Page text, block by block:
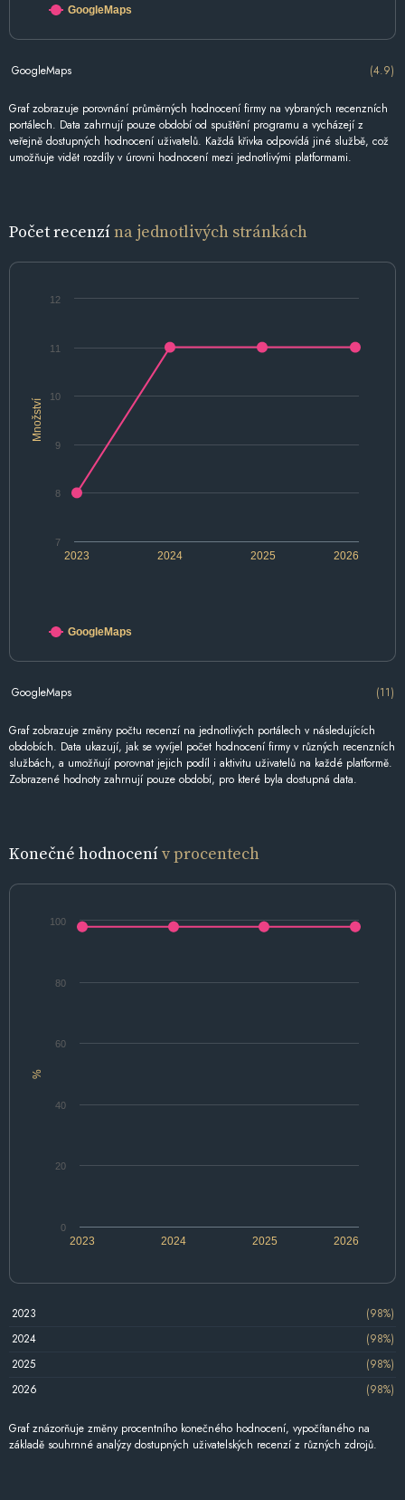
GoogleMaps
GoogleMaps (4.9)
Graf zobrazuje porovnání průměrných hodnocení firmy na vybraných recenzních
portálech. Data zahrnují pouze období od spuštění programu a vycházejí z
veřejně dostupných hodnocení uživatelů. Každá křivka odpovídá jiné službě, což
umožňuje vidět rozdíly v úrovni hodnocení mezi jednotlivými platformami.
Počet recenzína jednotlivých stránkách
Množství
2024 2026
2023 2025
7
8
9
10
11
12
GoogleMaps
GoogleMaps (11)
Graf zobrazuje změny počtu recenzí na jednotlivých portálech v následujících
obdobích. Data ukazují, jak se vyvíjel počet hodnocení firmy v různých recenzních
službách, a umožňují porovnat jejich podíl i aktivitu uživatelů na každé platformě.
Zobrazené hodnoty zahrnují pouze období, pro které byla dostupná data.
Konečné hodnocenív procentech
%
2024 2026
2023 2025
0
20
40
60
80
100
2023
(98%)
2024
(98%)
2025
(98%)
2026
(98%)
Graf znázorňuje změny procentního konečného hodnocení, vypočítaného na
základě souhrnné analýzy dostupných uživatelských recenzí z různých zdrojů.